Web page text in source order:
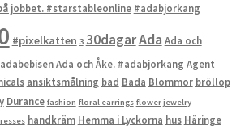
jobbet. #starstableonline #adabjorkang
#pixelkatten 3 30dagarAda Ada och
Ada och Åke. #adabjorkang Agent
ansiktsmålning bad Bada Blommor bröllop
Durance fashion floral earrings flower jewelry
handkräm Hemma i Lyckorna hus Häringe